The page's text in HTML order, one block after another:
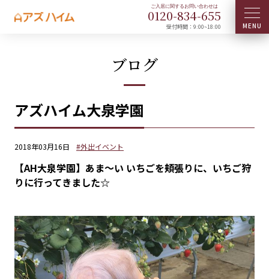
0120-834-655
受付時間：9:00~18:00
ブログ
アズハイム大泉学園
2018年03月16日 #外出イベント
【AH大泉学園】あま～い いちごを頬張りに、いちご狩
りに行ってきました☆